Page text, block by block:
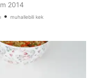
2014
• muhallebili kek